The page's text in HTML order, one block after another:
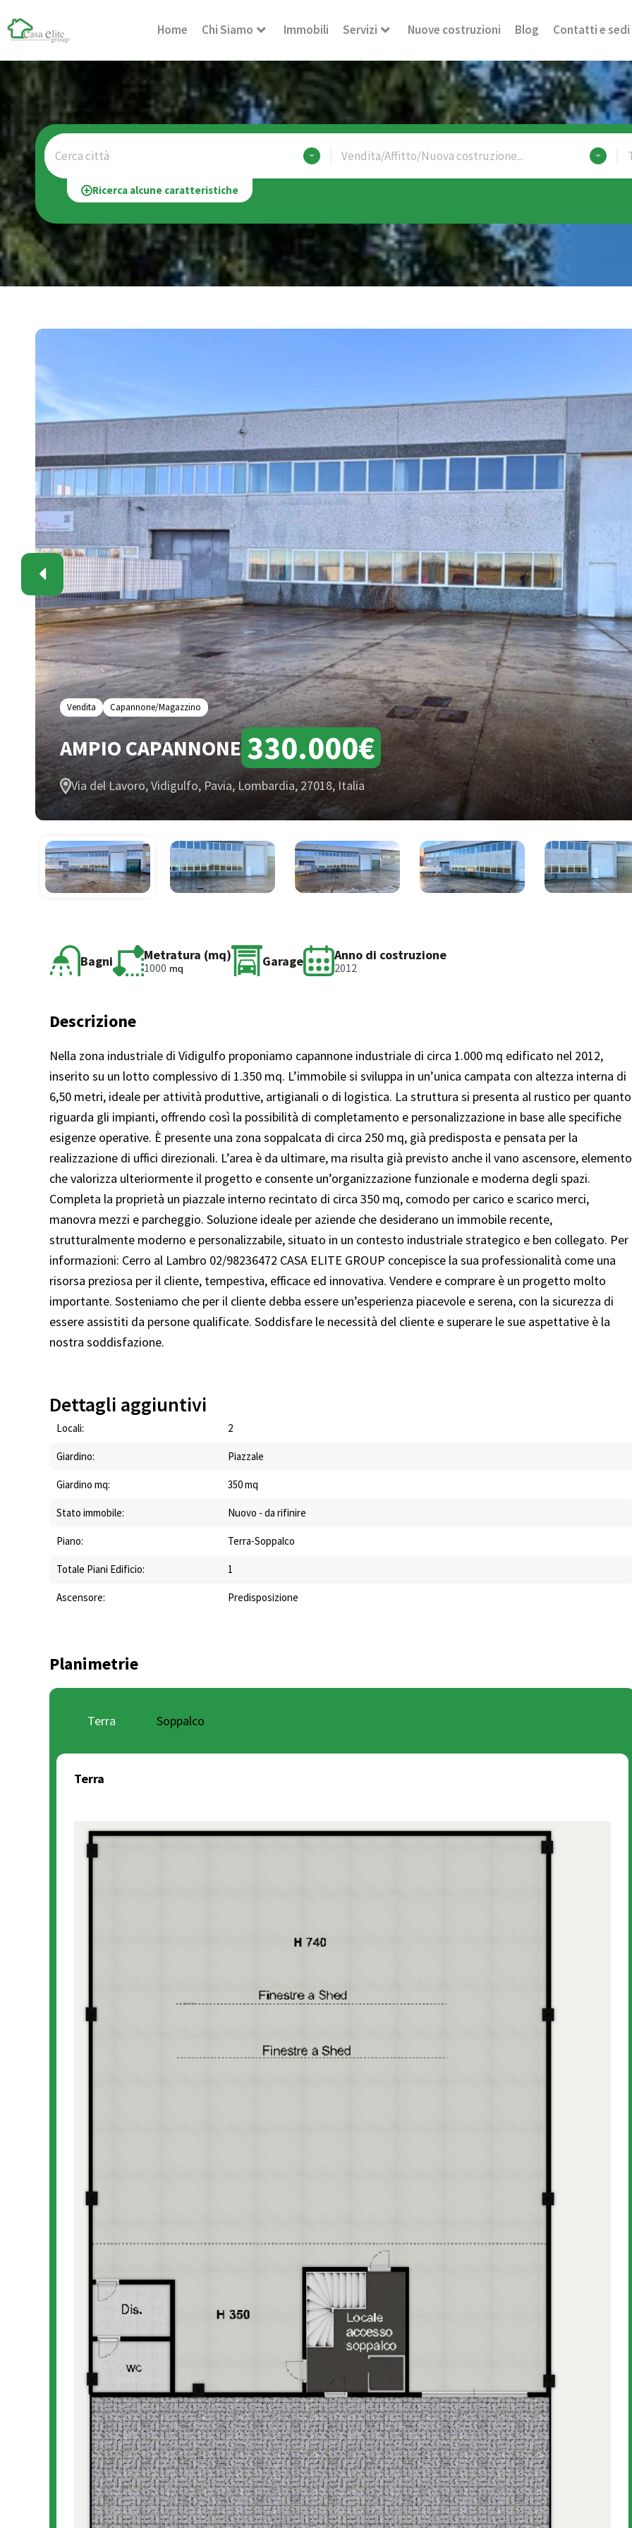
Home Chi Siamo Immobili Servizi Nuove costruzioni Blog Contatti e sedi
Cerca città Vendita/Affitto/Nuova costruzione...
Ricerca alcune caratteristiche
Vendita Capannone/Magazzino
AMPIO CAPANNONE 330.000€
Via del Lavoro, Vidigulfo, Pavia, Lombardia, 27018, Italia
Bagni Metratura (mq)
1000 mq Garage Anno di costruzione
2012
Descrizione
Nella zona industriale di Vidigulfo proponiamo capannone industriale di circa 1.000 mq edificato nel 2012,
inserito su un lotto complessivo di 1.350 mq. L’immobile si sviluppa in un’unica campata con altezza interna di
6,50 metri, ideale per attività produttive, artigianali o di logistica. La struttura si presenta al rustico per quanto
riguarda gli impianti, offrendo così la possibilità di completamento e personalizzazione in base alle specifiche
esigenze operative. È presente una zona soppalcata di circa 250 mq, già predisposta e pensata per la
realizzazione di uffici direzionali. L’area è da ultimare, ma risulta già previsto anche il vano ascensore, elemento
che valorizza ulteriormente il progetto e consente un’organizzazione funzionale e moderna degli spazi.
Completa la proprietà un piazzale interno recintato di circa 350 mq, comodo per carico e scarico merci,
manovra mezzi e parcheggio. Soluzione ideale per aziende che desiderano un immobile recente,
strutturalmente moderno e personalizzabile, situato in un contesto industriale strategico e ben collegato. Per
informazioni: Cerro al Lambro 02/98236472 CASA ELITE GROUP concepisce la sua professionalità come una
risorsa preziosa per il cliente, tempestiva, efficace ed innovativa. Vendere e comprare è un progetto molto
importante. Sosteniamo che per il cliente debba essere un’esperienza piacevole e serena, con la sicurezza di
essere assistiti da persone qualificate. Soddisfare le necessità del cliente e superare le sue aspettative è la
nostra soddisfazione.
Dettagli aggiuntivi
Locali: 2
Giardino: Piazzale
Giardino mq: 350 mq
Stato immobile: Nuovo - da rifinire
Piano: Terra-Soppalco
Totale Piani Edificio: 1
Ascensore: Predisposizione
Planimetrie
Terra Soppalco
Terra